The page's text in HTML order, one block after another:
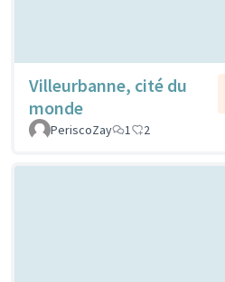
Villeurbanne, cité du
monde
PeriscoZay
1 2